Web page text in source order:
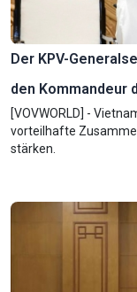
Der KPV-
den Kommandeur
[VOVWORLD] -
vorteilhafte
stärken.